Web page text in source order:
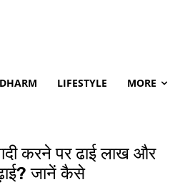
DHARM LIFESTYLE MORE
करने पर ढाई लाख और
जानें कैसे